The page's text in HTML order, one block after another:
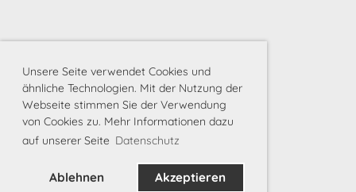
Unsere Seite verwendet Cookies und
ähnliche Technologien. Mit der Nutzung der
Webseite stimmen Sie der Verwendung
von Cookies zu. Mehr Informationen dazu
auf unserer Seite Datenschutz
Ablehnen Akzeptieren